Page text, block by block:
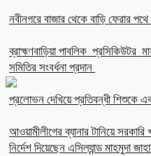
নবীনগরে বাজার থেকে বাড়ি ফেরার
ব্রাহ্মণবাড়িয়া পাবলিক প্রসিকিউটর
সমিতির সংবর্ধনা প্রদান
প্রলোভন দেখিয়ে প্রতিবন্ধী শিশুকে
আওয়ামীলীগের ব্যানার টানিয়ে
নির্দেশ দিয়েছেন এসিল্যান্ড মাহমুদা